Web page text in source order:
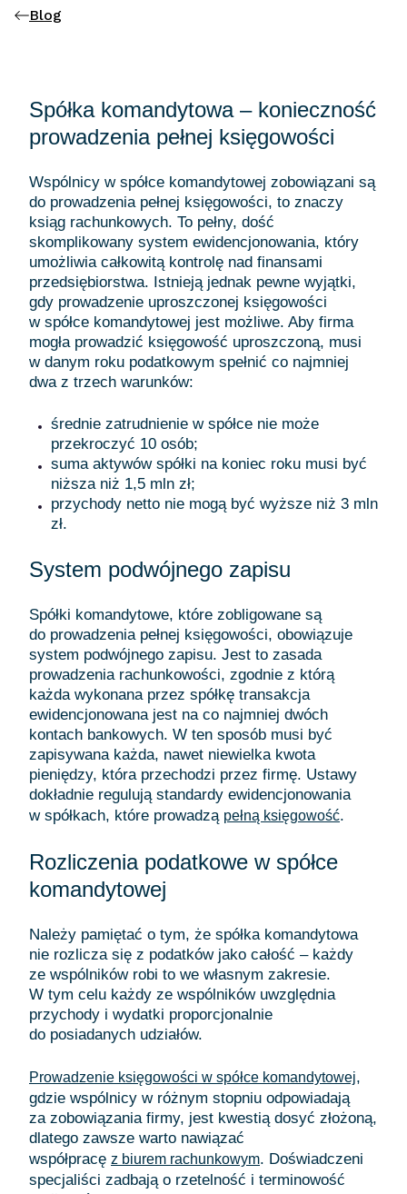
Blog
Spółka komandytowa – konieczność
prowadzenia pełnej księgowości
Wspólnicy w spółce komandytowej zobowiązani są
do prowadzenia pełnej księgowości, to znaczy
ksiąg rachunkowych. To pełny, dość
skomplikowany system ewidencjonowania, który
umożliwia całkowitą kontrolę nad finansami
przedsiębiorstwa. Istnieją jednak pewne wyjątki,
gdy prowadzenie uproszczonej księgowości
w spółce komandytowej jest możliwe. Aby firma
mogła prowadzić księgowość uproszczoną, musi
w danym roku podatkowym spełnić co najmniej
dwa z trzech warunków:
średnie zatrudnienie w spółce nie może
przekroczyć 10 osób;
suma aktywów spółki na koniec roku musi być
niższa niż 1,5 mln zł;
przychody netto nie mogą być wyższe niż 3 mln
zł.
System podwójnego zapisu
Spółki komandytowe, które zobligowane są
do prowadzenia pełnej księgowości, obowiązuje
system podwójnego zapisu. Jest to zasada
prowadzenia rachunkowości, zgodnie z którą
każda wykonana przez spółkę transakcja
ewidencjonowana jest na co najmniej dwóch
kontach bankowych. W ten sposób musi być
zapisywana każda, nawet niewielka kwota
pieniędzy, która przechodzi przez firmę. Ustawy
dokładnie regulują standardy ewidencjonowania
w spółkach, które prowadzą pełną księgowość.
Rozliczenia podatkowe w spółce
komandytowej
Należy pamiętać o tym, że spółka komandytowa
nie rozlicza się z podatków jako całość – każdy
ze wspólników robi to we własnym zakresie.
W tym celu każdy ze wspólników uwzględnia
przychody i wydatki proporcjonalnie
do posiadanych udziałów.
Prowadzenie księgowości w spółce komandytowej,
gdzie wspólnicy w różnym stopniu odpowiadają
za zobowiązania firmy, jest kwestią dosyć złożoną,
dlatego zawsze warto nawiązać
współpracę z biurem rachunkowym. Doświadczeni
specjaliści zadbają o rzetelność i terminowość